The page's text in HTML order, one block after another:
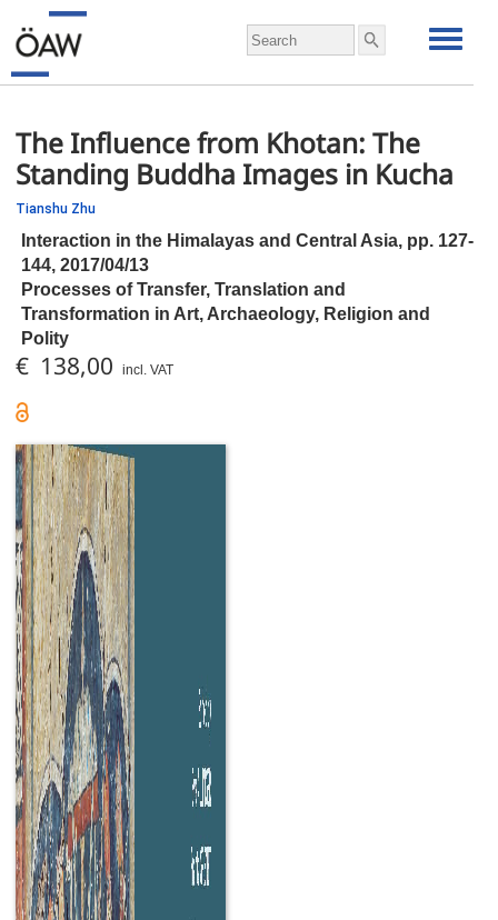
The Influence from Khotan: The
Standing Buddha Images in Kucha
Tianshu Zhu
Interaction in the Himalayas and Central Asia, pp. 127-
144, 2017/04/13
Processes of Transfer, Translation and
Transformation in Art, Archaeology, Religion and
Polity
€ 138,00 incl. VAT